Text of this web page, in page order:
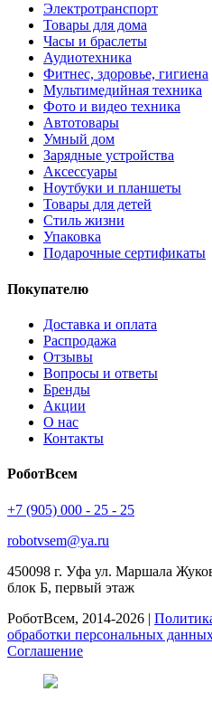
Электротранспорт
Товары для дома
Часы и браслеты
Аудиотехника
Фитнес, здоровье, гигиена
Мультимедийная техника
Фото и видео техника
Автотовары
Умный дом
Зарядные устройства
Аксессуары
Ноутбуки и планшеты
Товары для детей
Стиль жизни
Упаковка
Подарочные сертификаты
Покупателю
Доставка и оплата
Распродажа
Отзывы
Вопросы и ответы
Бренды
Акции
О нас
Контакты
РоботВсем
+7 (905) 000 - 25 - 25
robotvsem@ya.ru
450098 г. Уфа ул. Маршала
блок Б, первый этаж
РоботВсем, 2014-2026 |
обработки персональных
Соглашение